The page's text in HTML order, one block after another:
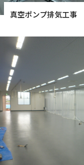
真空ポンプ排気工事